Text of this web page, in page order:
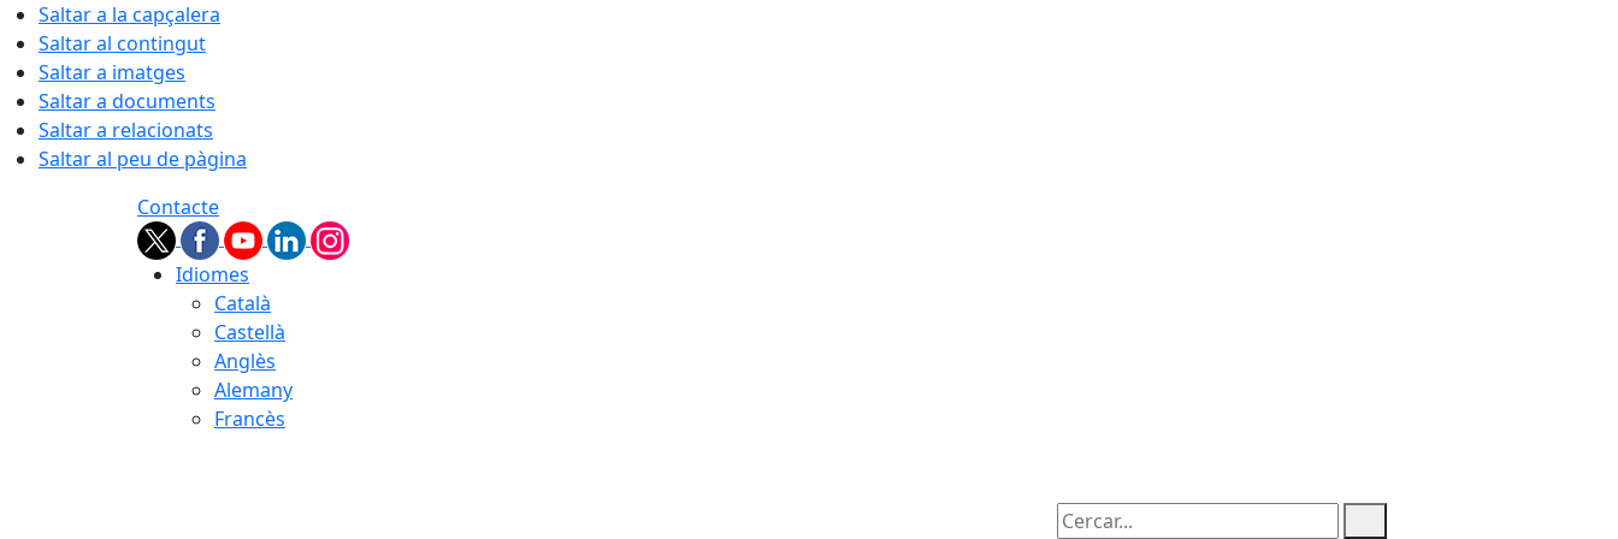
Saltar a la capçalera
Saltar al contingut
Saltar a imatges
Saltar a documents
Saltar a relacionats
Saltar al peu de pàgina
Contacte
Idiomes
Català
Castellà
Anglès
Alemany
Francès